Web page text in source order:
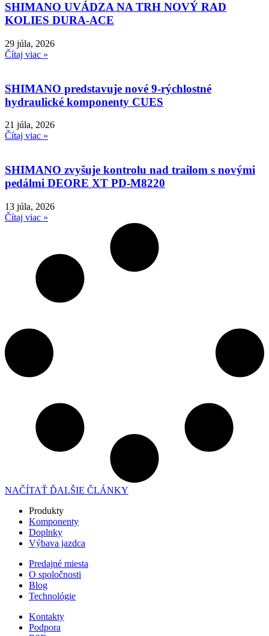
SHIMANO UVÁDZA NA TRH NOVÝ RAD
KOLIES DURA-ACE
29 júla, 2026
Čítaj viac »
SHIMANO predstavuje nové 9-rýchlostné
hydraulické komponenty CUES
21 júla, 2026
Čítaj viac »
SHIMANO zvyšuje kontrolu nad trailom s novými
pedálmi DEORE XT PD-M8220
13 júla, 2026
Čítaj viac »
NAČÍTAŤ ĎALŠIE ČLÁNKY
Produkty
Komponenty
Doplnky
Výbava jazdca
Predajné miesta
O spoločnosti
Blog
Technológie
Kontakty
Podpora